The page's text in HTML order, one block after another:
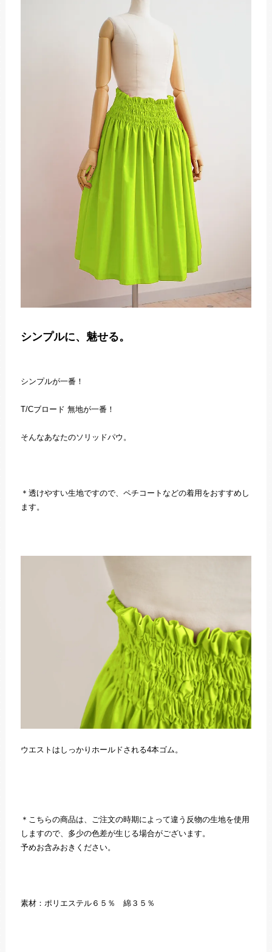
シンプルに、魅せる。
シンプルが一番！
T/Cブロード 無地が一番！
そんなあなたのソリッドパウ。
＊透けやすい生地ですので、ペチコートなどの着用をおすすめし
ます。
ウエストはしっかりホールドされる4本ゴム。
＊こちらの商品は、ご注文の時期によって違う反物の生地を使用
しますので、多少の色差が生じる場合がございます。
予めお含みおきください。
素材：ポリエステル６５％ 綿３５％